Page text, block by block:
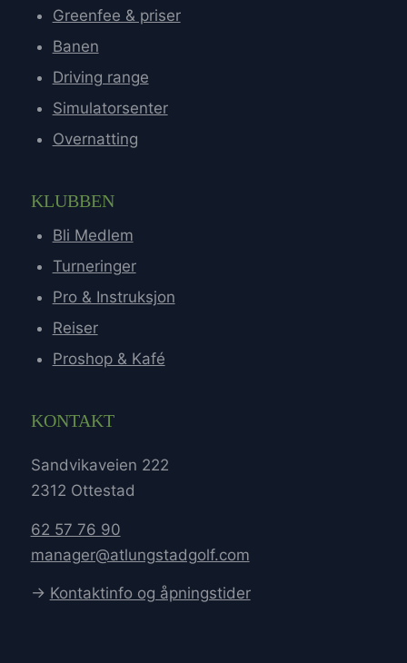
Greenfee & priser
Banen
Driving range
Simulatorsenter
Overnatting
KLUBBEN
Bli Medlem
Turneringer
Pro & Instruksjon
Reiser
Proshop & Kafé
KONTAKT
Sandvikaveien 222
2312 Ottestad
62 57 76 90
manager@atlungstadgolf.com
→ Kontaktinfo og åpningstider